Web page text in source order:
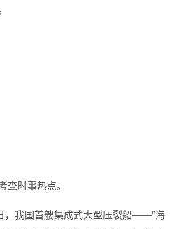
查时事热点。
，我国首艘集成式大型压裂船——“海